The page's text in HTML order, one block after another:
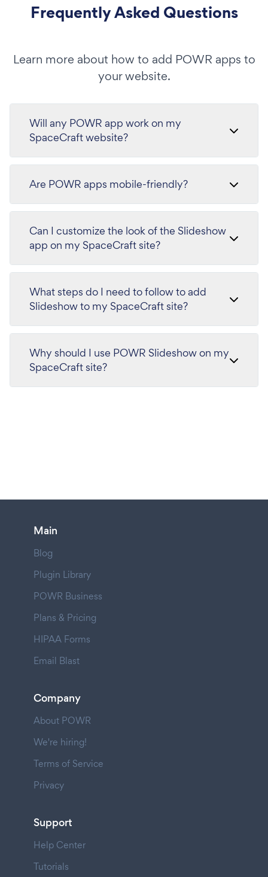
Frequently Asked Questions
Learn more about how to add POWR apps to
your website.
Will any POWR app work on my
SpaceCraft website?
Are POWR apps mobile-friendly?
Can I customize the look of the Slideshow
app on my SpaceCraft site?
What steps do I need to follow to add
Slideshow to my SpaceCraft site?
Why should I use POWR Slideshow on my
SpaceCraft site?
Main
Blog
Plugin Library
POWR Business
Plans & Pricing
HIPAA Forms
Email Blast
Company
About POWR
We're hiring!
Terms of Service
Privacy
Support
Help Center
Tutorials